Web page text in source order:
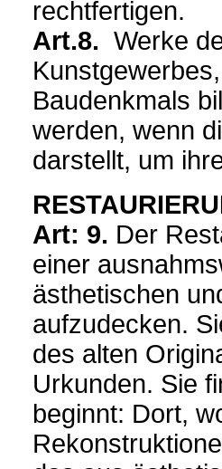
rechtfertigen.
Art.8. Werke
Baudenkmals
werden, wenn
darstellt, um
Art: 9. Der
einer
ästhetischen
aufzudecken.
des alten
Urkunden. Sie
beginnt: Dort,